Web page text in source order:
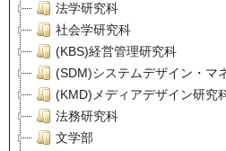
法学研究科
社会学研究科
(KBS)経営管理研究科
(SDM)システムデザイン・マ
(KMD)メディアデザイン研究
法務研究科
文学部